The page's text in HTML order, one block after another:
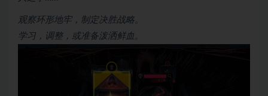
观察环形地牢，制定决胜战略。
学习，调整，或准备泼洒鲜血。